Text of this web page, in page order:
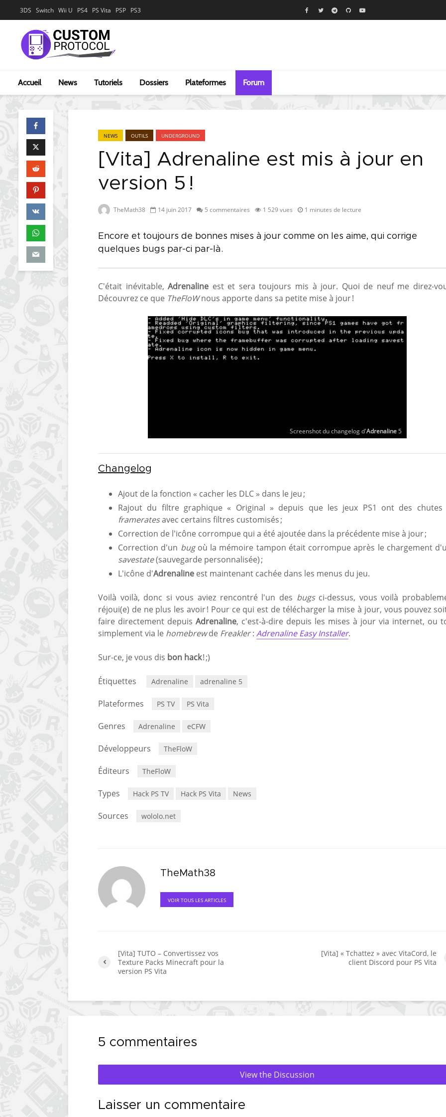
3DS Switch Wii U PS4 PS Vita PSP PS3
Accueil News Tutoriels Dossiers Plateformes Forum
NEWS OUTILS UNDERGROUND
[Vita] Adrenaline est mis à jour en
version 5 !
TheMath38 14 juin 2017 5 commentaires 1 529 vues 1 minutes de lecture
Encore et toujours de bonnes mises à jour comme on les aime, qui corrige
quelques bugs par-ci par-là.
C'était inévitable,Adrenaline est et sera toujours mis à jour. Quoi de neuf me direz-
Découvrez ce que TheFloWnous apporte dans sa petite mise à jour !
Screenshot du changelog d'Adrenaline5
Changelog
Ajout de la fonction « cacher les DLC » dans le jeu ;
Rajout du filtre graphique « Original » depuis que les jeux PS1 ont des chutes
frameratesavec certains filtres customisés ;
Correction de l'icône corrompue qui a été ajoutée dans la précédente mise à jour ;
Correction d'un bugoù la mémoire tampon était corrompue après le chargement
savestate(sauvegarde personnalisée) ;
L'icône d'Adrenaline est maintenant cachée dans les menus du jeu.
Voilà voilà, donc si vous aviez rencontré l'un des bugsci-dessus, vous voilà
réjoui(e) de ne plus les avoir ! Pour ce qui est de télécharger la mise à jour, vous pouvez
faire directement depuis Adrenaline, c'est-à-dire depuis les mises à jour via internet, ou
simplement via le homebrewde Freakler: Adrenaline Easy Installer.
Sur-ce, je vous dis bon hack! ;)
Étiquettes Adrenaline adrenaline 5
Plateformes PS TV PS Vita
Genres Adrenaline eCFW
Développeurs TheFloW
Éditeurs TheFloW
Types Hack PS TV Hack PS Vita News
Sources wololo.net
TheMath38
VOIR TOUS LES ARTICLES
[Vita] TUTO – Convertissez vos
Texture Packs Minecraft pour la
version PS Vita
[Vita] « Tchattez » avec VitaCord, le
client Discord pour PS Vita
5 commentaires
View the Discussion
Laisser un commentaire